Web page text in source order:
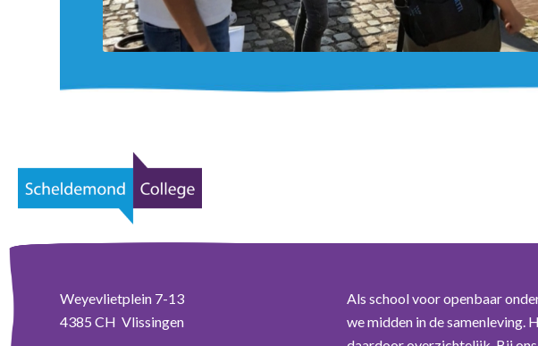
Weyevlietplein 7-13
4385 CH Vlissingen
Als school voor openbaar
we midden in de samenleving.